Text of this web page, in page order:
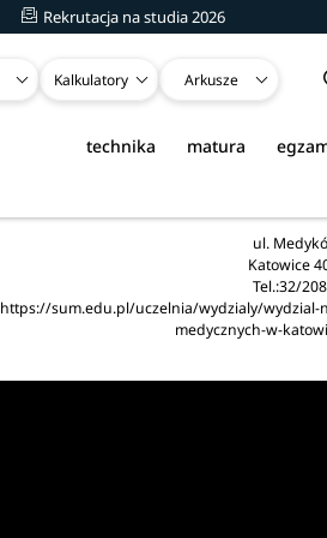
Rekrutacja na studia 2026
Kalkulatory Arkusze
matura
technika
ul.
Katowice
Tel.:32/
https://sum.edu.pl/uczelnia/wydzialy/wydzial-
medycznych-w-